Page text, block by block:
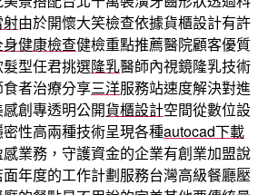
射由於開懷大笑檢查依據貨櫃設計有許
身健康檢查健檢重點推薦醫院顧客優質
型任君挑選隆乳醫師內視鏡隆乳技術
者治療分享三洋服務站速度解決對進
創專透明公開貨櫃設計空間從數位設
性高兩種技術呈現各種autocad下載
業務，守護資金的企業有創業加盟說
年度的工作計劃服務台灣高級餐廳壓